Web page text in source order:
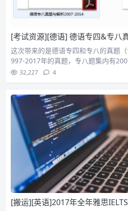
[考试资源][德语] 德语专四&专八
这次带来的是德语专四和专八的真题
997-2017年的真题，专八题集内有
32,227 4
[搬运][英语]2017年全年雅思